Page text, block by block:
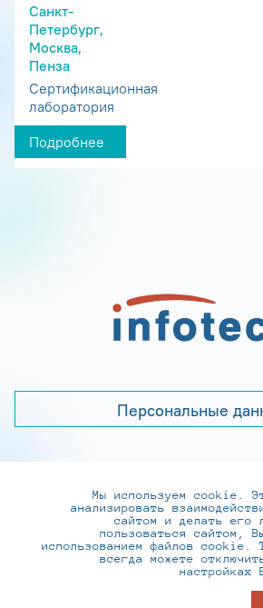
Санкт-
Петербург,
Москва,
Пенза
Сертификационная
лаборатория
Подробнее
Персональные
+7 (495) 737-6192, 8-
practice@infotecs.ru,
127273, г. Москва, Отрадная
Мы используем cookie.
анализировать
сайтом и делать его
пользоваться сайтом,
использованием файлов cookie.
всегда можете
настройках